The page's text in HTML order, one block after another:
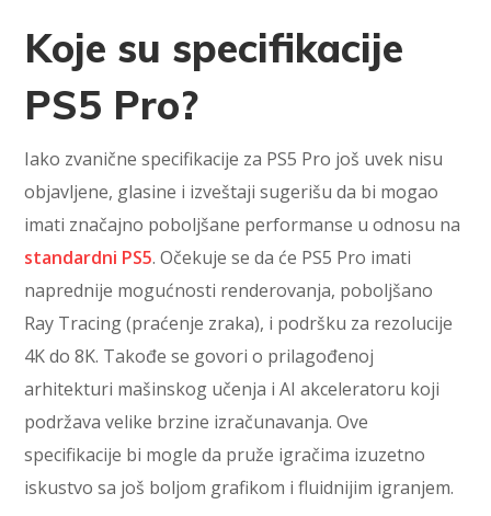
Koje su specifikacije
PS5 Pro?
Iako zvanične specifikacije za PS5 Pro još uvek nisu
objavljene, glasine i izveštaji sugerišu da bi mogao
imati značajno poboljšane performanse u odnosu na
standardni PS5. Očekuje se da će PS5 Pro imati
naprednije mogućnosti renderovanja, poboljšano
Ray Tracing (praćenje zraka), i podršku za rezolucije
4K do 8K. Takođe se govori o prilagođenoj
arhitekturi mašinskog učenja i AI akceleratoru koji
podržava velike brzine izračunavanja. Ove
specifikacije bi mogle da pruže igračima izuzetno
iskustvo sa još boljom grafikom i fluidnijim igranjem.